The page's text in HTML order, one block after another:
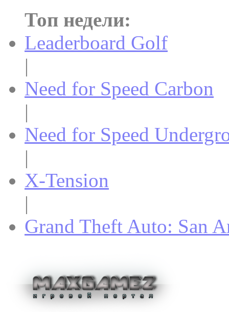
Топ недели:
Leaderboard Golf
|
Need for Speed Carbon
|
Need for Speed
|
X-Tension
|
Grand Theft Auto: San